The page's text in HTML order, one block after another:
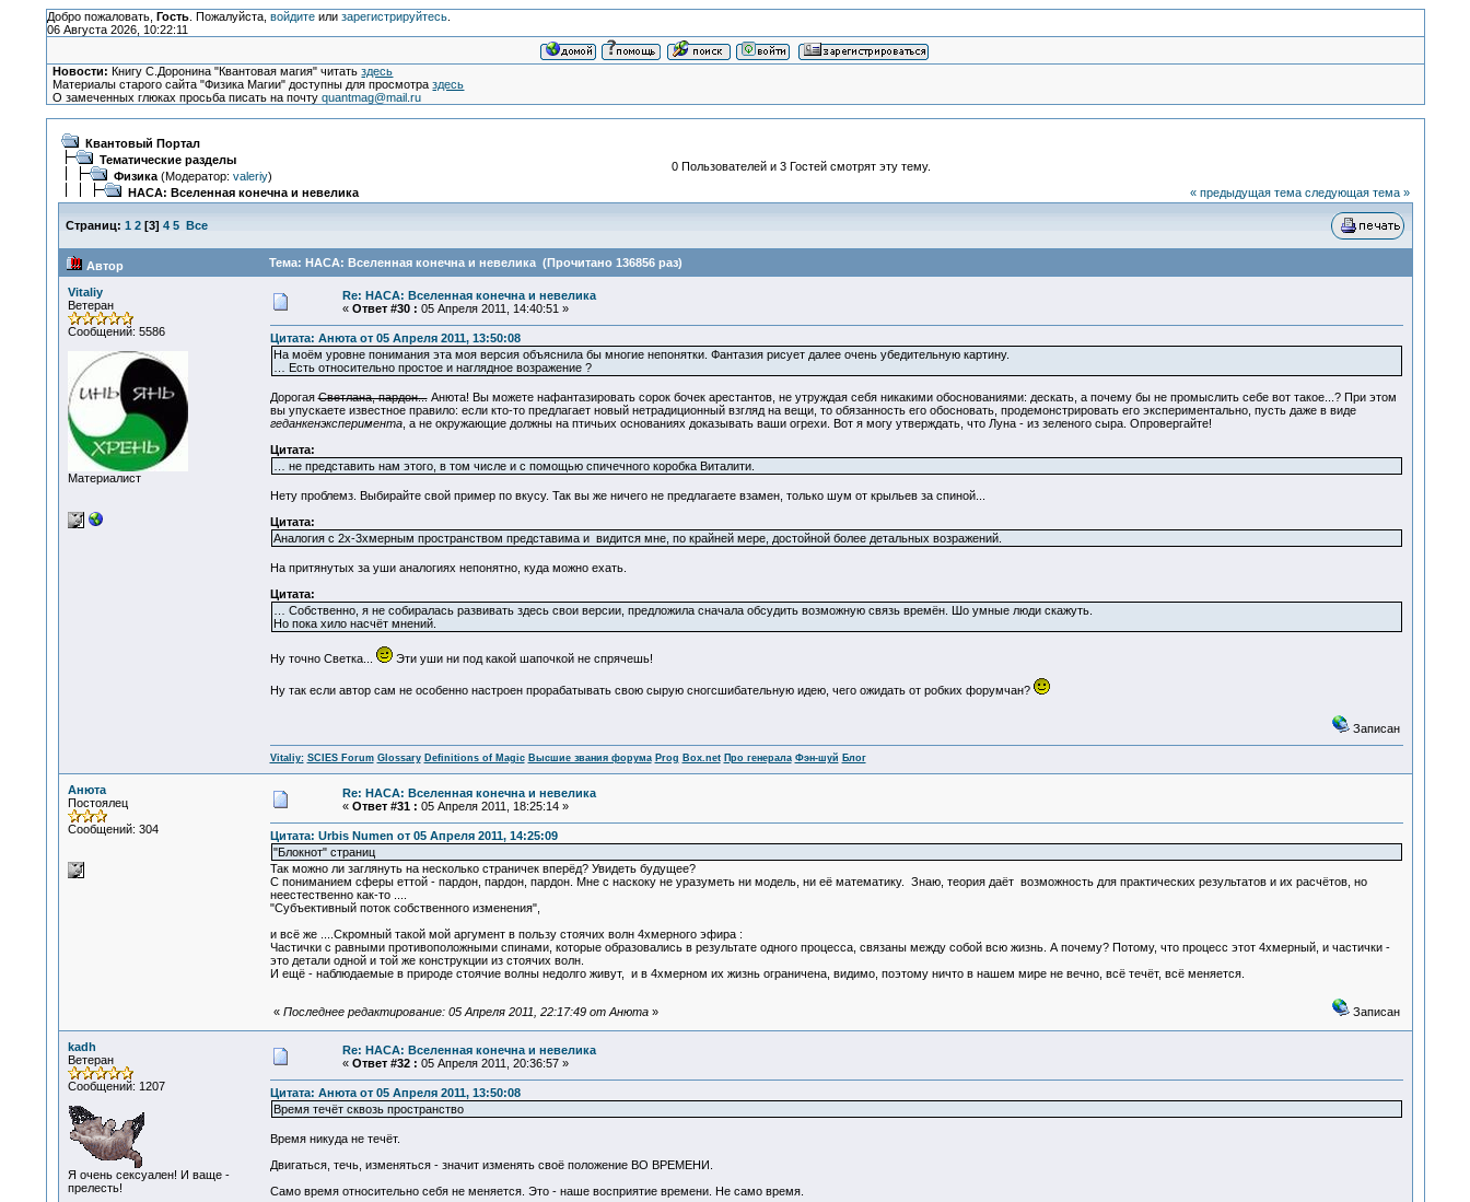
Добро пожаловать, Гость. Пожалуйста, войдитеили зарегистрируйтесь.
06 Августа 2026, 10:22:11
Новости: Книгу С.Доронина "Квантовая магия" читатьздесь
Материалы старого сайта "Физика Магии" доступны для просмотраздесь
О замеченных глюках просьба писать на почтуquantmag@mail.ru
Квантовый Портал
Тематические разделы
Физика(Модератор: valeriy)
НАСА: Вселенная конечна и невелика
0 Пользователей и 3 Гостей смотрят эту тему.
« предыдущая тема следующая тема »
Страниц: 1 2[3] 4 5 Все
Автор Тема: НАСА: Вселенная конечна и невелика (Прочитано 136856 раз)
Vitaliy
Ветеран
Сообщений: 5586
Материалист
Re: НАСА: Вселенная конечна и невелика
« Ответ #30 : 05 Апреля 2011, 14:40:51 »
Цитата: Анюта от 05 Апреля 2011, 13:50:08
На моём уровне понимания эта моя версия объяснила бы многие непонятки. Фантазия рисует далее очень убедительную картину.
… Есть относительно простое и наглядное возражение ?
ДорогаяСветлана, пардон...Анюта! Вы можете нафантазировать сорок бочек арестантов, не утруждая себя никакими обоснованиями: дескать, а почему бы не промыслить себе вот такое...? При этом
вы упускаете известное правило: если кто-то предлагает новый нетрадиционный взгляд на вещи, то обязанность его обосновать, продемонстрировать его экспериментально, пусть даже в виде
геданкенэксперимента, а не окружающие должны на птичьих основаниях доказывать ваши огрехи. Вот я могу утверждать, что Луна - из зеленого сыра. Опровергайте!
Цитата:
… не представить нам этого, в том числе и с помощью спичечного коробка Виталити.
Нету проблемз. Выбирайте свой пример по вкусу. Так вы же ничего не предлагаете взамен, только шум от крыльев за спиной...
Цитата:
Аналогия с 2х-3хмерным пространством представима и видится мне, по крайней мере, достойной более детальных возражений.
На притянутых за уши аналогиях непонятно, куда можно ехать.
Цитата:
… Собственно, я не собиралась развивать здесь свои версии, предложила сначала обсудить возможную связь времён. Шо умные люди скажуть.
Но пока хило насчёт мнений.
Ну точно Светка... Эти уши ни под какой шапочкой не спрячешь!
Ну так если автор сам не особенно настроен прорабатывать свою сырую сногсшибательную идею, чего ожидать от робких форумчан?
Записан
Vitaliy: SCIES Forum Glossary Definitions of Magic Высшие звания форума Prog Box.net Про генерала Фэн-шуй Блог
Анюта
Постоялец
Сообщений: 304
Re: НАСА: Вселенная конечна и невелика
« Ответ #31 : 05 Апреля 2011, 18:25:14 »
Цитата: Urbis Numen от 05 Апреля 2011, 14:25:09
"Блокнот" страниц
Так можно ли заглянуть на несколько страничек вперёд? Увидеть будущее?
С пониманием сферы еттой - пардон, пардон, пардон. Мне с наскоку не уразуметь ни модель, ни её математику. Знаю, теория даёт возможность для практических результатов и их расчётов, но
неестественно как-то ....
"Субъективный поток собственного изменения",
и всё же ....Скромный такой мой аргумент в пользу стоячих волн 4хмерного эфира :
Частички с равными противоположными спинами, которые образовались в результате одного процесса, связаны между собой всю жизнь. А почему? Потому, что процесс этот 4хмерный, и частички -
это детали одной и той же конструкции из стоячих волн.
И ещё - наблюдаемые в природе стоячие волны недолго живут, и в 4хмерном их жизнь ограничена, видимо, поэтому ничто в нашем мире не вечно, всё течёт, всё меняется.
« Последнее редактирование: 05 Апреля 2011, 22:17:49 от Анюта» Записан
kadh
Ветеран
Сообщений: 1207
Я очень сексуален! И ваще -
прелесть!
Re: НАСА: Вселенная конечна и невелика
« Ответ #32 : 05 Апреля 2011, 20:36:57 »
Цитата: Анюта от 05 Апреля 2011, 13:50:08
Время течёт сквозь пространство
Время никуда не течёт.
Двигаться, течь, изменяться - значит изменять своё положение ВО ВРЕМЕНИ.
Само время относительно себя не меняется. Это - наше восприятие времени. Не само время.